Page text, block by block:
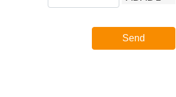
Send